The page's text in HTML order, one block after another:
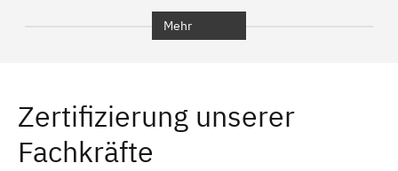
Erlangen Bamberg
Bayreuth
Mehr
Zertifizierung unserer
Fachkräfte